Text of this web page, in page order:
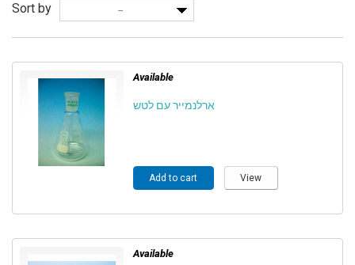
Sort by --
Available
ארלנמייר עם לטש
Add to cart View
Available